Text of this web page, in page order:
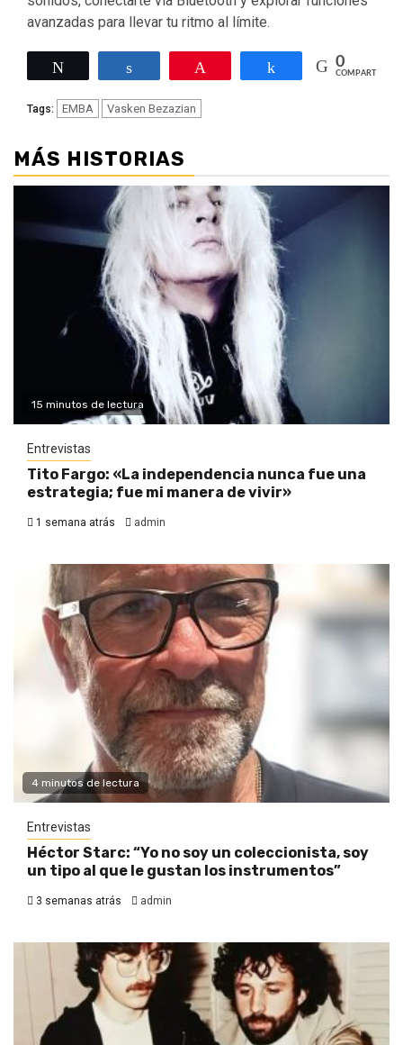
avanzadas para llevar tu ritmo al límite.
Compartir Compartir
0
COMPARTIR
Tags: EMBA Vasken Bezazian
MÁS HISTORIAS
15 minutos de lectura
Entrevistas
Tito Fargo: «La independencia nunca fue una
estrategia; fue mi manera de vivir»
1 semana atrás admin
4 minutos de lectura
Entrevistas
Héctor Starc: “Yo no soy un coleccionista, soy
un tipo al que le gustan los instrumentos”
3 semanas atrás admin